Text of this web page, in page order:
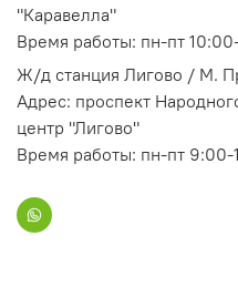
"Каравелла"
Время работы: пн-пт
Ж/д станция Лигово / М.
Адрес: проспект
центр "Лигово"
Время работы: пн-пт 9:00-